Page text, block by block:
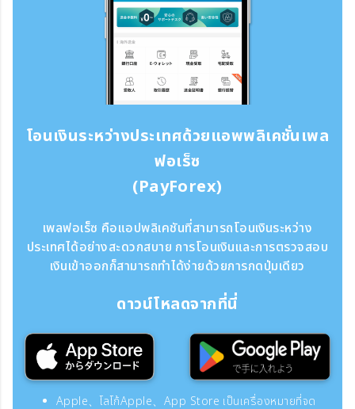
โอนเงินระหว่างประเทศด้วยแอพพลิเคชั่นเพล
ฟอเร็ซ
(PayForex)
เพลฟอเร็ซ คือแอปพลิเคชันที่สามารถโอนเงินระหว่าง
ประเทศได้อย่างสะดวกสบาย การโอนเงินและการตรวจสอบ
เงินเข้าออกก็สามารถทำได้ง่ายด้วยการกดปุ่มเดียว
ดาวน์โหลดจากที่นี่
Apple、โลโก้Apple、App Store เป็นเครื่องหมายที่จด